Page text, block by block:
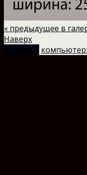
« предыдущее в
Наверх